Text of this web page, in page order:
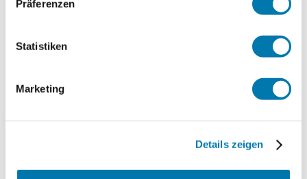
Präferenzen
Statistiken
Marketing
Details zeigen